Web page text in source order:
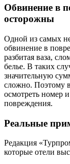
Обвинение в
осторожны
Одной из самых
обвинение в
разбитая ваза,
белье. В таких
значительную
сложно. Поэтому
осмотреть номер
повреждения.
Реальные
Редакция
которые отели